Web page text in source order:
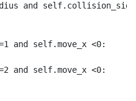
and
and self.move_x <0:
and self.move_x <0: